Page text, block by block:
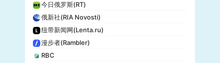
今日俄罗斯(RT)
俄新社(RIA Novosti)
纽带新闻网(Lenta.ru)
漫步者(Rambler)
RBC